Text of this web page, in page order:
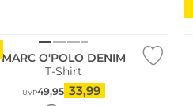
MARC O'POLO DENIM
T-Shirt
UVP49,95 33,99